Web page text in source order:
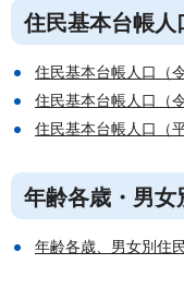
住民基本台帳人
住民基本台帳人口（
住民基本台帳人口（
住民基本台帳人口（
年齢各歳・男女
年齢各歳、男女別住